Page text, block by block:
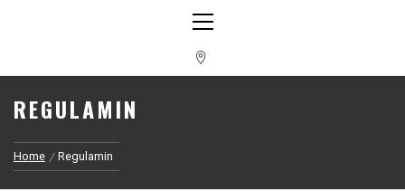
REGULAMIN
Home Regulamin